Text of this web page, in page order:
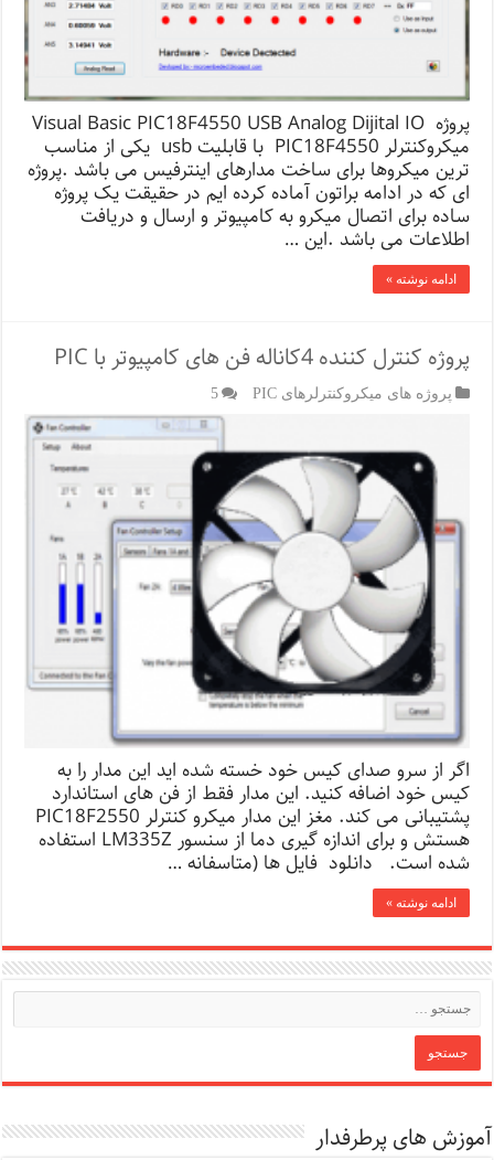
پروژه Visual Basic PIC18F4550 USB Analog Dijital IO
میکروکنترلر PIC18F4550 با قابلیت usb یکی از مناسب
ترین میکروها برای ساخت مدارهای اینترفیس می باشد .پروژه
ای که در ادامه براتون آماده کرده ایم در حقیقت یک پروژه
ساده برای اتصال میکرو به کامپیوتر و ارسال و دریافت
اطلاعات می باشد .این …
ادامه نوشته »
پروژه کنترل کننده 4کاناله فن های کامپیوتر با PIC
پروژه های میکروکنترلرهای PIC 5
اگر از سرو صدای کیس خود خسته شده اید این مدار را به
کیس خود اضافه کنید. این مدار فقط از فن های استاندارد
پشتیبانی می کند. مغز این مدار میکرو کنترلر PIC18F2550
هستش و برای اندازه گیری دما از سنسور LM335Z استفاده
شده است. دانلود فایل ها (متاسفانه …
ادامه نوشته »
آموزش های پرطرفدار